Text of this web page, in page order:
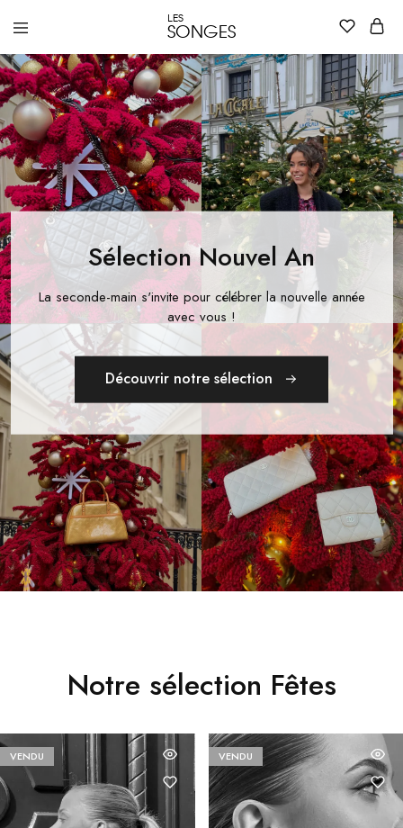
SONGES
LES
vente
de
vêtements
et
accessoires
de
luxe
pour
femme
à
Nantes
–
Les
Songes
vente
de
vêtements
et
accessoires
de
luxe
pour
femme
à
Nantes
Sélection Nouvel An
La seconde-main s'invite pour célébrer la nouvelle année
avec vous !
Découvrir notre sélection
Notre sélection Fêtes
VENDU VENDU